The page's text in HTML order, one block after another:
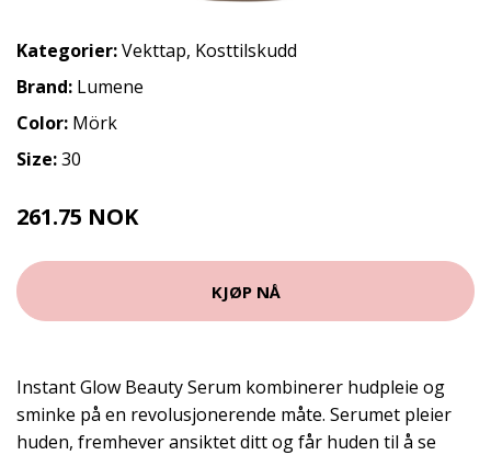
Kategorier:Vekttap, Kosttilskudd
Brand: Lumene
Color: Mörk
Size:30
261.75 NOK
KJØP NÅ
Instant Glow Beauty Serum kombinerer hudpleie og
sminke på en revolusjonerende måte. Serumet pleier
huden, fremhever ansiktet ditt og får huden til å se